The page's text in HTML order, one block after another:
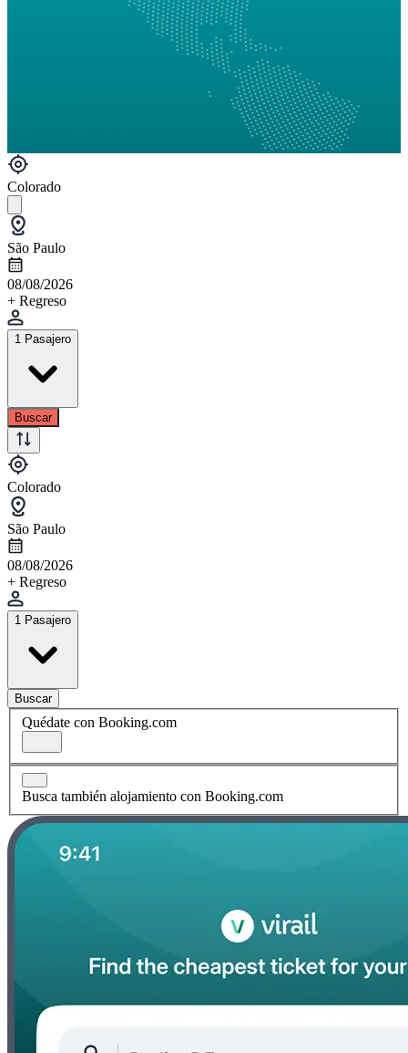
Colorado
São Paulo
08/08/2026
+ Regreso
1 Pasajero
Buscar
Colorado
São Paulo
08/08/2026
+ Regreso
1 Pasajero
Buscar
Quédate con Booking.com
Busca también alojamiento con Booking.com